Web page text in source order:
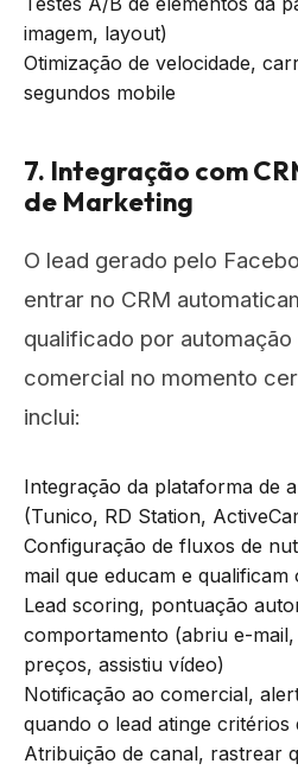
imagem, layout)
Otimização de velocidade,
segundos mobile
7. Integração com
de Marketing
O lead gerado pelo
entrar no CRM
qualificado por
comercial no momento
inclui:
Integração da plataforma de
(Tunico, RD Station,
Configuração de fluxos de
mail que educam e qualificam
Lead scoring, pontuação
comportamento (abriu e-mail,
preços, assistiu vídeo)
Notificação ao comercial,
quando o lead atinge critérios
Atribuição de canal, rastrear